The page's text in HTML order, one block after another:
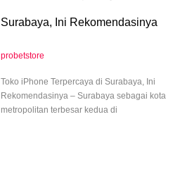
Surabaya, Ini Rekomendasinya
probetstore
Toko iPhone Terpercaya di Surabaya, Ini
Rekomendasinya – Surabaya sebagai kota
metropolitan terbesar kedua di